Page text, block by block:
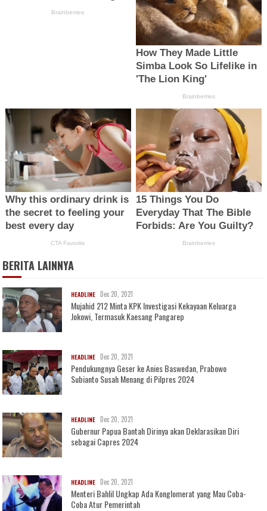
BERITA LAINNYA
HEADLINE Dec 20, 2021
Mujahid 212 Minta KPK Investigasi Kekayaan Keluarga
Jokowi, Termasuk Kaesang Pangarep
HEADLINE Dec 20, 2021
Pendukungnya Geser ke Anies Baswedan, Prabowo
Subianto Susah Menang di Pilpres 2024
HEADLINE Dec 20, 2021
Gubernur Papua Bantah Dirinya akan Deklarasikan Diri
sebagai Capres 2024
HEADLINE Dec 20, 2021
Menteri Bahlil Ungkap Ada Konglomerat yang Mau Coba-
Coba Atur Pemerintah